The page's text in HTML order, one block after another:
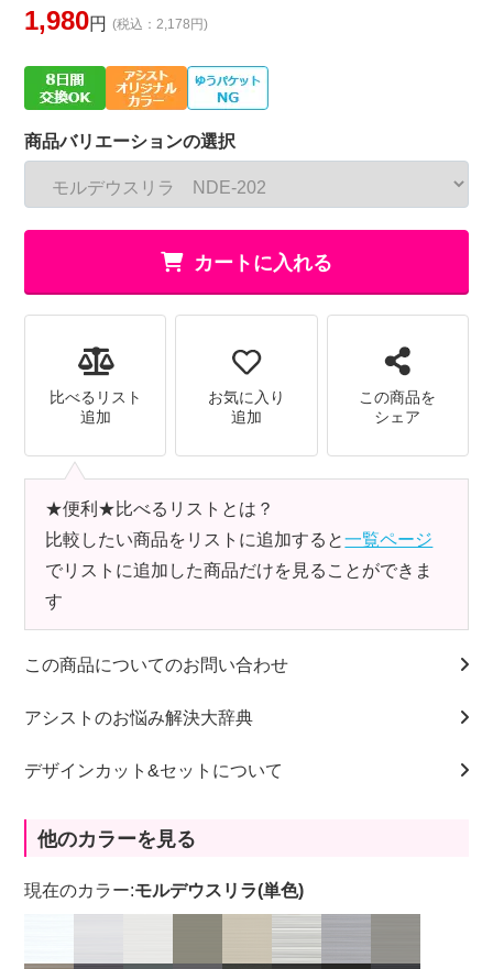
1,980円 (税込：2,178円)
商品バリエーションの選択
カートに入れる
比べるリスト
追加
お気に入り
追加
この商品を
シェア
★便利★比べるリストとは？
比較したい商品をリストに追加すると一覧ページ
でリストに追加した商品だけを見ることができま
す
この商品についてのお問い合わせ
アシストのお悩み解決大辞典
デザインカット&セットについて
他のカラーを見る
現在のカラー:モルデウスリラ(単色)